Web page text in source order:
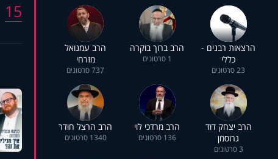
הרצאות רבנים -
כללי
23 סרטונים
הרב ברוך בוקרה
1 סרטונים
הרב עמנואל
מזרחי
737 סרטונים
הרב יצחק דוד
גרוסמן
3 סרטונים
הרב מרדכי לוי
136 סרטונים
הרב הרצל חודר
1340 סרטונים
15